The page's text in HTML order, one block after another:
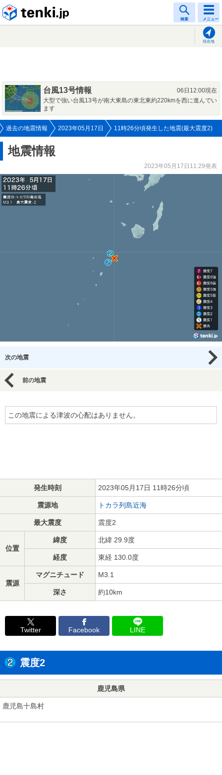
検索 メニュー
現在地
台風13号情報
06日12:00現在
大型で強い台風13号が南大東島の東北東約220kmを西に進んでい
ます
過去の地震情報 2023年05月17日 11時26分頃発生した地震(最大震度2)
地震情報
2023年05月17日11:29発表
次の地震
前の地震
この地震による津波の心配はありません。
発生時刻 2023年05月17日 11時26分頃
震源地 トカラ列島近海
最大震度 震度2
位置
緯度 北緯 29.9度
経度 東経 130.0度
震源
マグニチュード M3.1
深さ 約10km
Twitter Facebook LINE
震度2
鹿児島県
鹿児島十島村